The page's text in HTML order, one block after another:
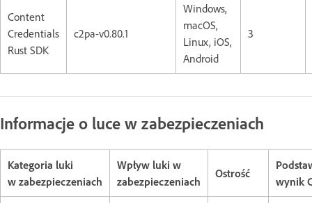
Content
Credentials
Rust SDK
c2pa-v0.80.1
Windows,
macOS,
Linux, iOS,
Android
3
Informacje o luce w zabezpieczeniach
Kategoria luki
w zabezpieczeniach
Wpływ luki w
zabezpieczeniach
Ostrość
wynik